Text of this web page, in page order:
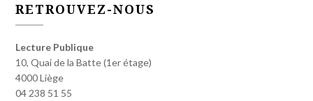
RETROUVEZ-NOUS
Lecture Publique
10, Quai de la Batte (1er étage)
4000 Liège
04 238 51 55